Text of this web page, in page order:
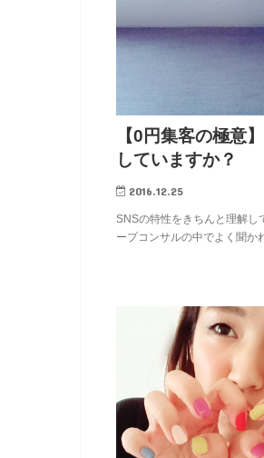
【0円集客の極意
していますか？
2016.12.25
SNSの特性をきちんと理解し
ープコンサルの中でよく聞か